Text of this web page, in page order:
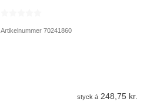
Artikelnummer 70241860
styck á 248,75 kr.